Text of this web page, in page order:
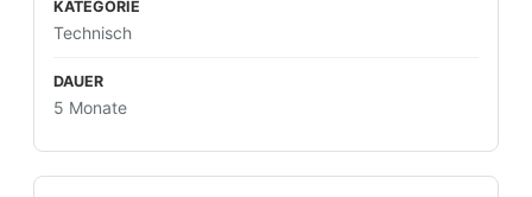
Technisch
5 Monate